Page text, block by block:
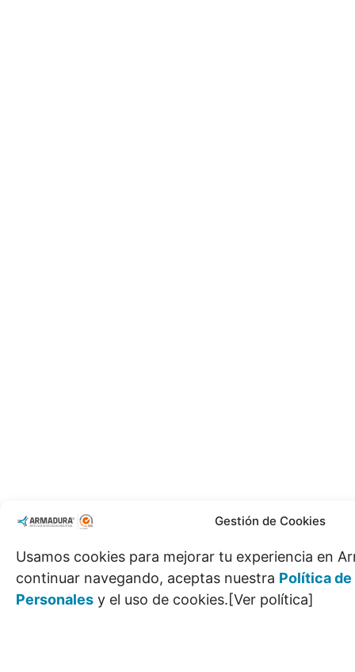
Gestión de Cookies
Usamos cookies para mejorar tu experiencia en
continuar navegando, aceptas nuestra Política
Personales y el uso de cookies.[Ver política]